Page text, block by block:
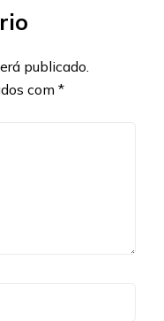
publicado.
com *